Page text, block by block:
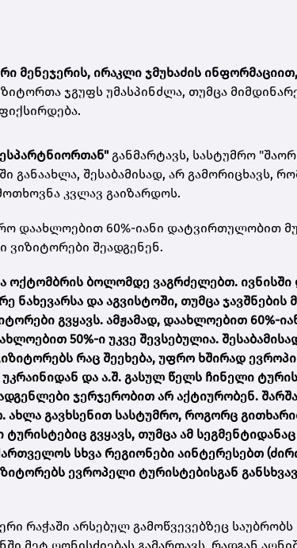
მენეჯერის, ირაკლი ჯმუხაძის ინფორმაციით,
ჯგუფს უმასპინძლა, თუმცა
განმარტავს, სასტუმრო
განაახლა, შესაბამისად, არ გამორიცხავს,
კვლავ გაიზარდოს.
დაახლოებით 60%-იანი დატვირთულობით
შეადგენენ.
ოქტომბრის ბოლომდე ვაგრძელებთ.
ნახევარსა და აგვისტოში, თუმცა ჯავშნების
გვყავს. ამჟამად, დაახლოებით 60%-
50%-ი უკვე შევსებულია.
რაც შეეხება, უფრო ხშირად
და ა.შ. გასულ წელს ჩინელი
ჯერჯერობით არ აქტიურობენ.
ახლა გავხსენით სასტუმრო, როგორც
გვყავს, თუმცა ამ
სხვა რეგიონები აინტერესებთ
ევროპელი ტურისტებისგან
რაჭაში არსებულ გამოწვევებზეც